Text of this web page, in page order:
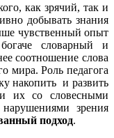
как зрячий, так и
добывать знания
чувственный опыт
словарный и
соотношение слова
мира. Роль педагога
накопить и развить
их со словесными
зрения
подход.